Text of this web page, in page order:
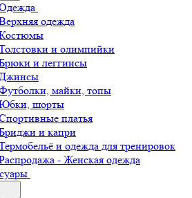
одежда
и олимпийки
и леггинсы
майки, топы
шорты
платья
и капри
и одежда для тренировок
- Женская одежда